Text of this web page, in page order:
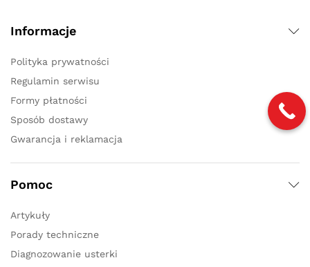
Informacje
Polityka prywatności
Regulamin serwisu
Formy płatności
Sposób dostawy
Gwarancja i reklamacja
Pomoc
Artykuły
Porady techniczne
Diagnozowanie usterki